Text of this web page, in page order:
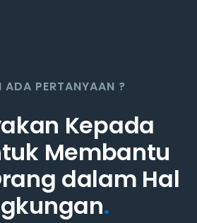
ADA PERTANYAAN ?
Kepada
Membantu
dalam Hal
.